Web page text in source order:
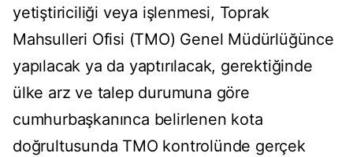
yetiştiriciliği veya işlenmesi, Toprak
Mahsulleri Ofisi (TMO) Genel Müdürlüğünce
yapılacak ya da yaptırılacak, gerektiğinde
ülke arz ve talep durumuna göre
cumhurbaşkanınca belirlenen kota
doğrultusunda TMO kontrolünde gerçek